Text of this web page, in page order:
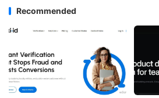
Recommended